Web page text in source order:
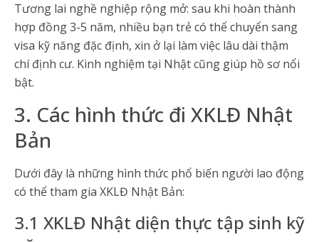
Tương lai nghề nghiệp rộng mở: sau khi hoàn thành
hợp đồng 3-5 năm, nhiều bạn trẻ có thể chuyển sang
visa kỹ năng đặc định, xin ở lại làm việc lâu dài thậm
chí định cư. Kinh nghiệm tại Nhật cũng giúp hồ sơ nổi
bật.
3. Các hình thức đi XKLĐ Nhật
Bản
Dưới đây là những hình thức phổ biến người lao động
có thể tham gia XKLĐ Nhật Bản:
3.1 XKLĐ Nhật diện thực tập sinh kỹ